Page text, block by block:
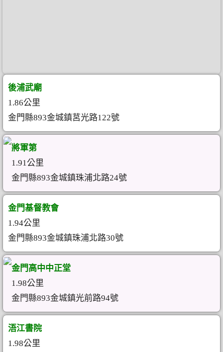
後浦武廟
1.86公里
金門縣893金城鎮莒光路122號
將軍第
1.91公里
金門縣893金城鎮珠浦北路24號
金門基督教會
1.94公里
金門縣893金城鎮珠浦北路30號
金門高中中正堂
1.98公里
金門縣893金城鎮光前路94號
浯江書院
1.98公里